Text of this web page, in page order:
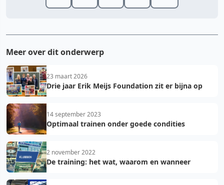
Meer over dit onderwerp
23 maart 2026
Drie jaar Erik Meijs Foundation zit er bijna op
14 september 2023
Optimaal trainen onder goede condities
2 november 2022
De training: het wat, waarom en wanneer